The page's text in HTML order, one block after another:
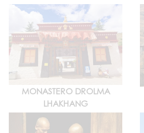
MONASTERO DROLMA
LHAKHANG